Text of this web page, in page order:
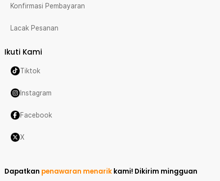
Konfirmasi Pembayaran
Lacak Pesanan
Ikuti Kami
Tiktok
Instagram
Facebook
X
Dapatkan penawaran menarik kami! Dikirim mingguan